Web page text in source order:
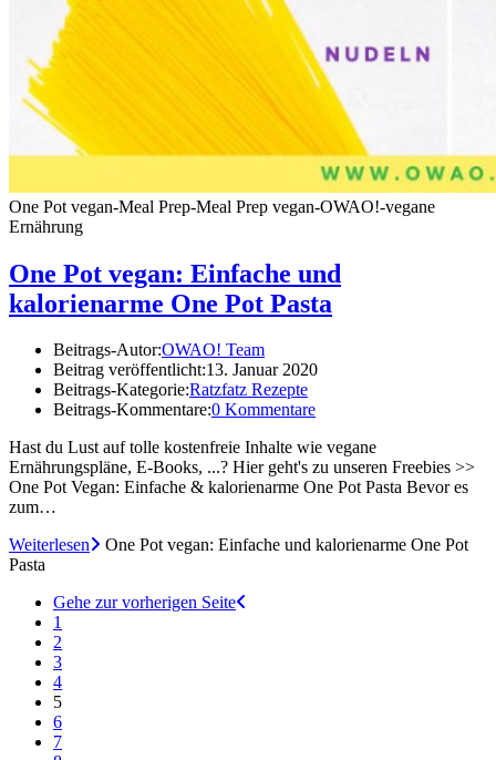
One Pot vegan-Meal Prep-Meal Prep vegan-OWAO!-vegane
Ernährung
One Pot vegan: Einfache und
kalorienarme One Pot Pasta
Beitrags-Autor:OWAO! Team
Beitrag veröffentlicht:13. Januar 2020
Beitrags-Kategorie:Ratzfatz Rezepte
Beitrags-Kommentare:0 Kommentare
Hast du Lust auf tolle kostenfreie Inhalte wie vegane
Ernährungspläne, E-Books, ...? Hier geht's zu unseren Freebies >>
One Pot Vegan: Einfache & kalorienarme One Pot Pasta Bevor es
zum…
Weiterlesen
One Pot vegan: Einfache und kalorienarme One Pot
Pasta
Gehe zur vorherigen Seite
1
2
3
4
5
6
7